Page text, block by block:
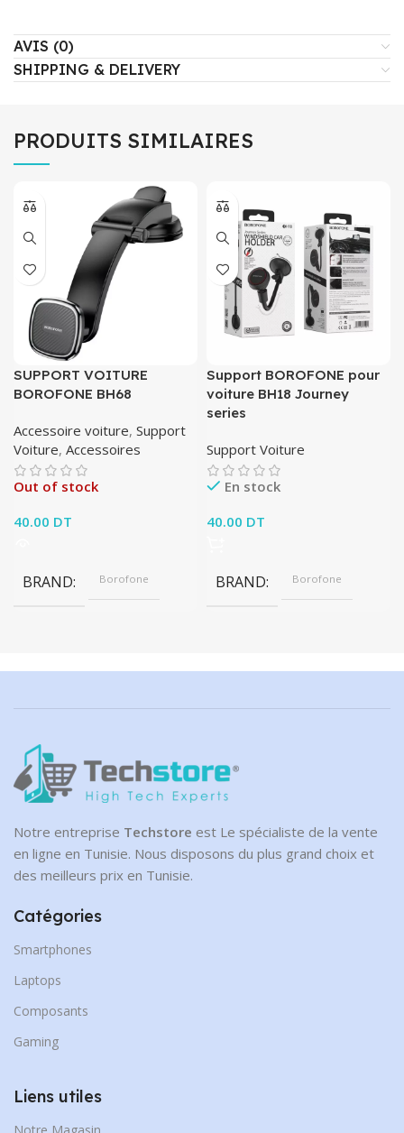
AVIS (0)
SHIPPING & DELIVERY
PRODUITS SIMILAIRES
SUPPORT VOITURE
BOROFONE BH68
Accessoire voiture, Support
Voiture, Accessoires
Out of stock
40.00 DT
BRAND Borofone
Support BOROFONE pour
voiture BH18 Journey
series
Support Voiture
En stock
40.00 DT
BRAND Borofone
Notre entreprise Techstore est Le spécialiste de la vente
en ligne en Tunisie. Nous disposons du plus grand choix et
des meilleurs prix en Tunisie.
Catégories
Smartphones
Laptops
Composants
Gaming
Liens utiles